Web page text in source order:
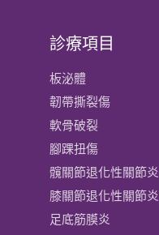
診療項目
板泌體
韌帶撕裂傷
軟骨破裂
腳踝扭傷
髖關節退化性關節炎
膝關節​退化性關節炎
足底筋膜炎